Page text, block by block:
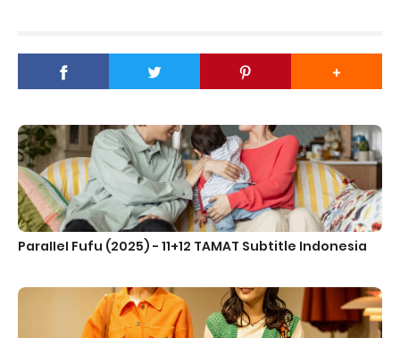
ParaIIeI Fufu (2025) - 11+12 TAMAT Subtitle Indonesia